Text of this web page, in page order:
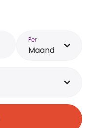
Per
Maand